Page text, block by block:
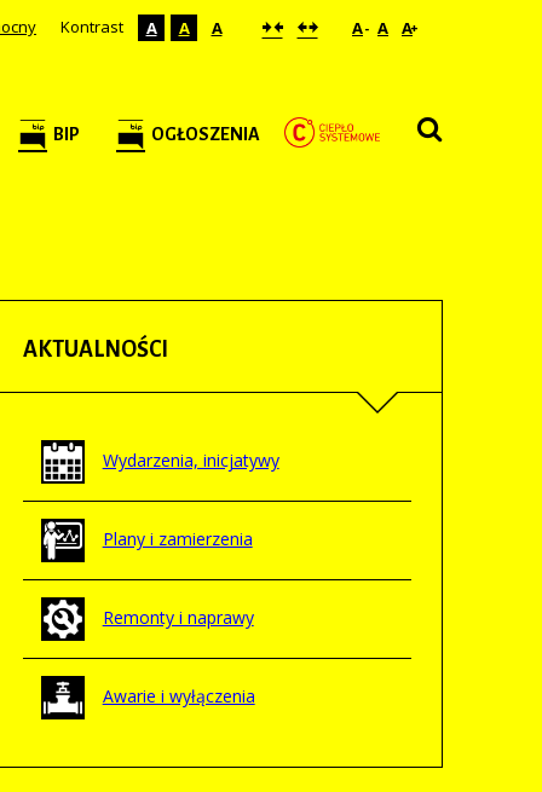
Kontrast A A A A- A A+
BIP OGŁOSZENIA
AKTUALNOŚCI
Wydarzenia, inicjatywy
Plany i zamierzenia
Remonty i naprawy
Awarie i wyłączenia